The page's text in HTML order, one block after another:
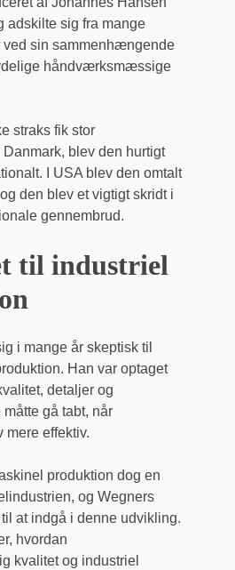
adskilte sig fra mange
ved sin sammenhængende
håndværksmæssige
straks fik stor
blev den hurtigt
I USA blev den omtalt
den blev et vigtigt skridt i
gennembrud.
til industriel
i mange år skeptisk til
Han var optaget
detaljer og
gå tabt, når
mere effektiv.
produktion dog en
og Wegners
at indgå i denne udvikling.
hvordan
kvalitet og industriel